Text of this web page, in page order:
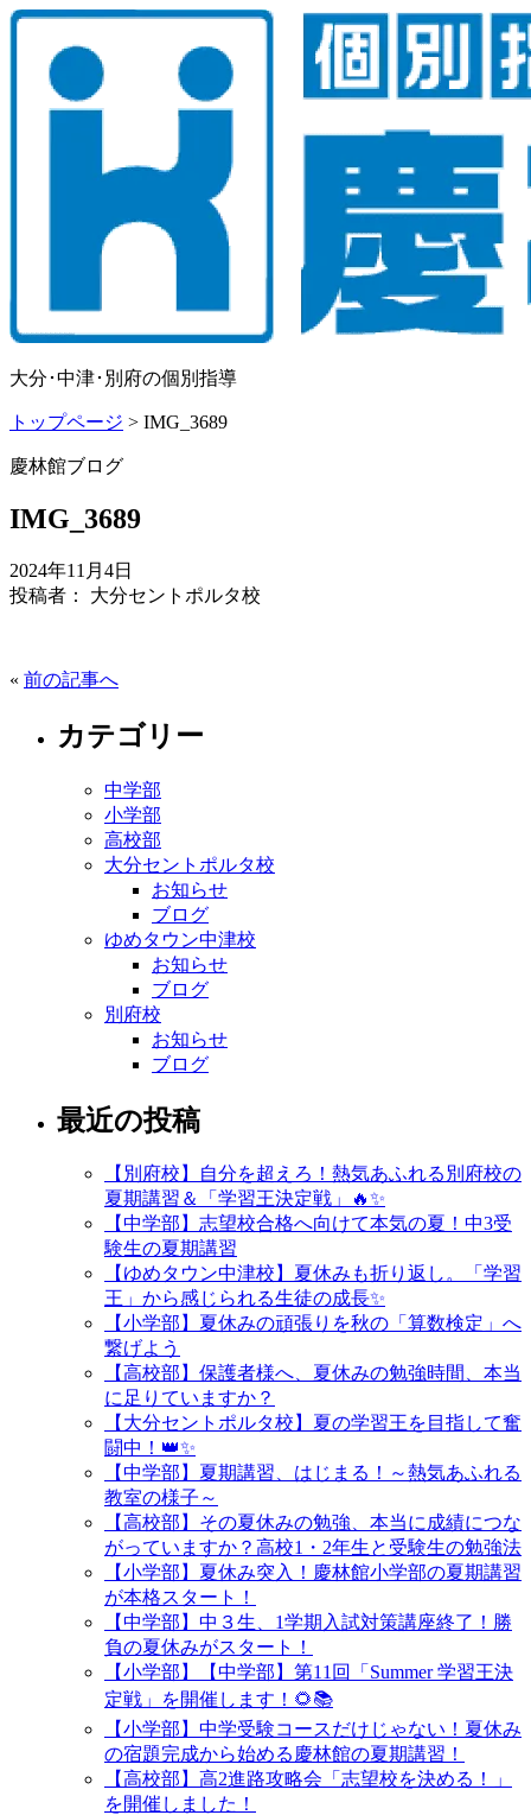
大分･中津･別府の個別指導
トップページ > IMG_3689
慶林館ブログ
IMG_3689
2024年11月4日
投稿者： 大分セントポルタ校
« 前の記事へ
カテゴリー
中学部
小学部
高校部
大分セントポルタ校
お知らせ
ブログ
ゆめタウン中津校
お知らせ
ブログ
別府校
お知らせ
ブログ
最近の投稿
【別府校】自分を超えろ！熱気あふれる別府校の
夏期講習＆「学習王決定戦」🔥✨
【中学部】志望校合格へ向けて本気の夏！中3受
験生の夏期講習
【ゆめタウン中津校】夏休みも折り返し。「学習
王」から感じられる生徒の成長✨
【小学部】夏休みの頑張りを秋の「算数検定」へ
繋げよう
【高校部】保護者様へ、夏休みの勉強時間、本当
に足りていますか？
【大分セントポルタ校】夏の学習王を目指して奮
闘中！👑✨
【中学部】夏期講習、はじまる！～熱気あふれる
教室の様子～
【高校部】その夏休みの勉強、本当に成績につな
がっていますか？高校1・2年生と受験生の勉強法
【小学部】夏休み突入！慶林館小学部の夏期講習
が本格スタート！
【中学部】中３生、1学期入試対策講座終了！勝
負の夏休みがスタート！
【小学部】【中学部】第11回「Summer 学習王決
定戦」を開催します！🌻📚
【小学部】中学受験コースだけじゃない！夏休み
の宿題完成から始める慶林館の夏期講習！
【高校部】高2進路攻略会「志望校を決める！」
を開催しました！